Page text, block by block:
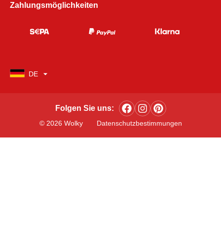
Zahlungsmöglichkeiten
DE
© 2026 Wolky Datenschutzbestimmungen
Folgen Sie uns: